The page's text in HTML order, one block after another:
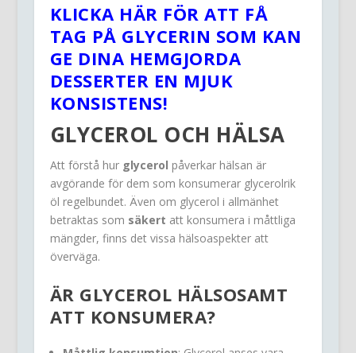
KLICKA HÄR FÖR ATT FÅ
TAG PÅ GLYCERIN SOM KAN
GE DINA HEMGJORDA
DESSERTER EN MJUK
KONSISTENS!
GLYCEROL OCH HÄLSA
Att förstå hur glycerol påverkar hälsan är
avgörande för dem som konsumerar glycerolrik
öl regelbundet. Även om glycerol i allmänhet
betraktas som säkert att konsumera i måttliga
mängder, finns det vissa hälsoaspekter att
överväga.
ÄR GLYCEROL HÄLSOSAMT
ATT KONSUMERA?